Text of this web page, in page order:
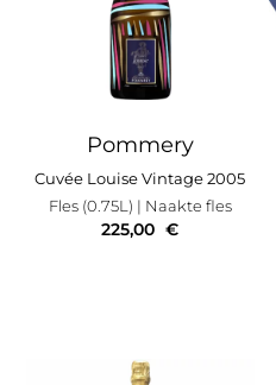
Pommery
Cuvée Louise Vintage 2005
Fles (0.75L) | Naakte fles
225,00 €